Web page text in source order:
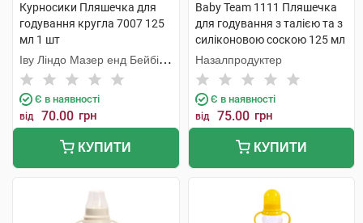
Курносики Пляшечка для
годування кругла 7007 125
мл 1 шт
Іву Ліндо Мазер енд Бейбі
Продактс
Є в наявності
від 70.00 грн
КУПИТИ
Baby Team 1111 Пляшечка
для годування з талією та з
силіконовою соскою 125 мл
1 шт
Назалпродуктер
Є в наявності
від 75.00 грн
КУПИТИ